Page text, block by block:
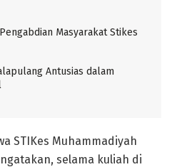
Masyarakat Stikes
Antusias dalam
STIKes Muhammadiyah
selama kuliah di